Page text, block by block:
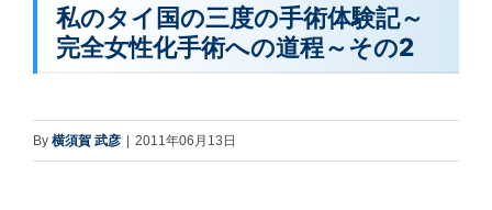
私のタイ国の三度の手術体験記～
完全女性化手術への道程～その2
By 横須賀 武彦 2011年06月13日